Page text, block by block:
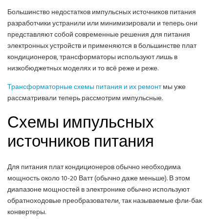
Большинство недостатков импульсных источников питания
разработчики устранили или минимизировали и теперь они
представляют собой современные решения для питания
электронных устройств и применяются в большинстве плат
кондиционеров, трансформаторы используют лишь в
низкобюджетных моделях и то всё реже и реже.
Трансформаторные схемы питания и их ремонтмы уже
рассматривали теперь рассмотрим импульсные.
Схемы импульсных
источников питания
Для питания плат кондиционеров обычно необходима
мощность около 10-20 Ватт (обычно даже меньше). В этом
диапазоне мощностей в электронике обычно используют
обратноходовые преобразователи, так называемые фли-бак
конвертеры.